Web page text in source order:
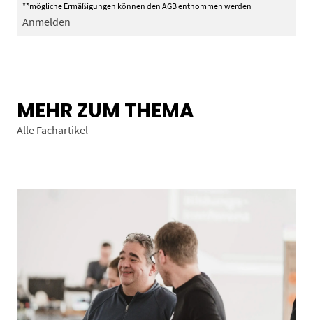
**mögliche Ermäßigungen können den AGB entnommen werden
Anmelden
MEHR ZUM THEMA
Alle Fachartikel